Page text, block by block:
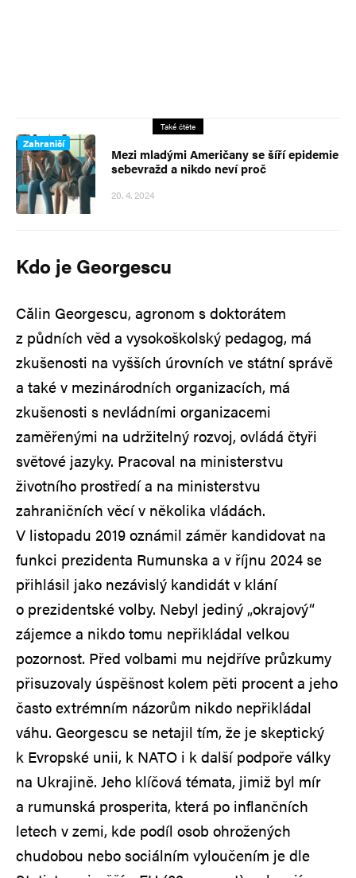
Také čtěte
Zahraničí
Mezi mladými Američany se šíří epidemie
sebevražd a nikdo neví proč
20. 4. 2024
Kdo je Georgescu
Călin Georgescu, agronom s doktorátem
z půdních věd a vysokoškolský pedagog, má
zkušenosti na vyšších úrovních ve státní správě
a také v mezinárodních organizacích, má
zkušenosti s nevládními organizacemi
zaměřenými na udržitelný rozvoj, ovládá čtyři
světové jazyky. Pracoval na ministerstvu
životního prostředí a na ministerstvu
zahraničních věcí v několika vládách.
V listopadu 2019 oznámil záměr kandidovat na
funkci prezidenta Rumunska a v říjnu 2024 se
přihlásil jako nezávislý kandidát v klání
o prezidentské volby. Nebyl jediný „okrajový“
zájemce a nikdo tomu nepřikládal velkou
pozornost. Před volbami mu nejdříve průzkumy
přisuzovaly úspěšnost kolem pěti procent a jeho
často extrémním názorům nikdo nepřikládal
váhu. Georgescu se netajil tím, že je skeptický
k Evropské unii, k NATO i k další podpoře války
na Ukrajině. Jeho klíčová témata, jimiž byl mír
a rumunská prosperita, která po inflančních
letech v zemi, kde podíl osob ohrožených
chudobou nebo sociálním vyloučením je dle